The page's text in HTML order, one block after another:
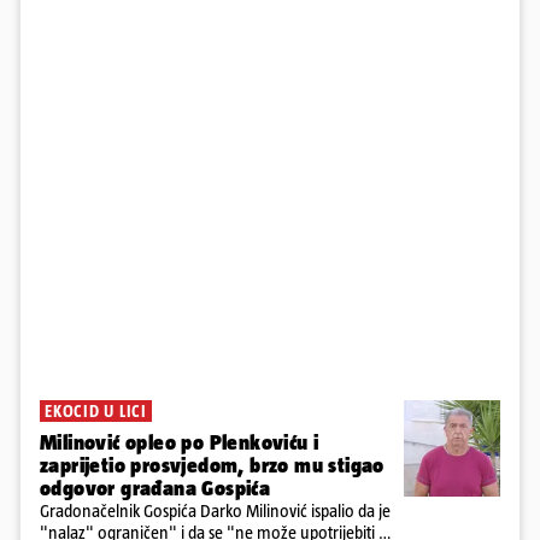
EKOCID U LICI
Milinović opleo po Plenkoviću i
zaprijetio prosvjedom, brzo mu stigao
odgovor građana Gospića
Gradonačelnik Gospića Darko Milinović ispalio da je
"nalaz" ograničen" i da se "ne može upotrijebiti za